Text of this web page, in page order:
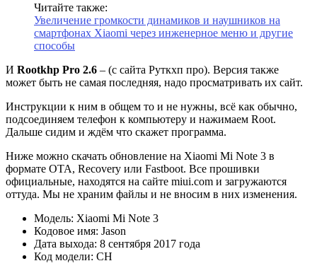
Читайте также:
Увеличение громкости динамиков и наушников на
смартфонах Xiaomi через инженерное меню и другие
способы
​И Rootkhp Pro 2.6 – (с сайта Руткхп про). Версия также
может быть не самая последняя, надо просматривать их сайт.
Инструкции к ним в общем то и не нужны, всё как обычно,
подсоединяем телефон к компьютеру и нажимаем Root.
Дальше сидим и ждём что скажет программа.
Ниже можно скачать обновление на Xiaomi Mi Note 3 в
формате OTA, Recovery или Fastboot. Все прошивки
официальные, находятся на сайте miui.com и загружаются
оттуда. Мы не храним файлы и не вносим в них изменения.
Модель: Xiaomi Mi Note 3
Кодовое имя: Jason
Дата выхода: 8 сентября 2017 года
Код модели: CH